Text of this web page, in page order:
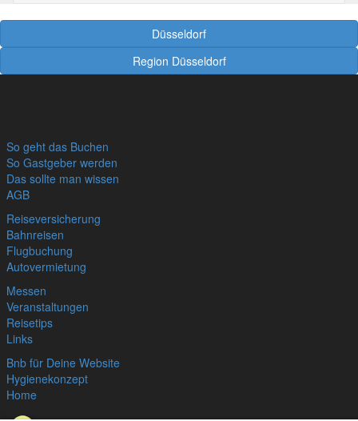
Düsseldorf
Region Düsseldorf
So geht das Buchen
So Gastgeber werden
Das sollte man wissen
AGB
Reiseversicherung
Bahnreisen
Flugbuchung
Autovermietung
Messen
Veranstaltungen
Reisetips
Links
Bnb für Deine Website
Hygienekonzept
Home